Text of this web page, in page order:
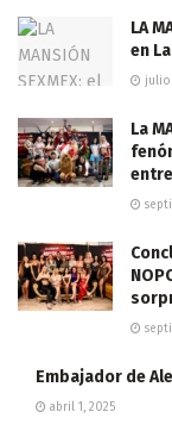
LA
en
julio
La
Embajador de
abril 1, 2025